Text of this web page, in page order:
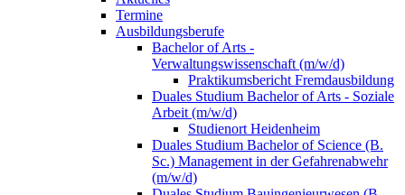
Termine
Ausbildungsberufe
Bachelor of Arts -
Verwaltungswissenschaft (m/w/d)
Praktikumsbericht Fremdausbildung
Duales Studium Bachelor of Arts - Soziale
Arbeit (m/w/d)
Studienort Heidenheim
Duales Studium Bachelor of Science (B.
Sc.) Management in der Gefahrenabwehr
(m/w/d)